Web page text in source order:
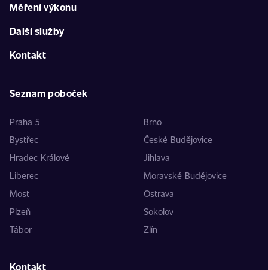
Měření výkonu
Další služby
Kontakt
Seznam poboček
Praha 5
Brno
Bystřec
České Budějovice
Hradec Králové
Jihlava
Liberec
Moravské Budějovice
Most
Ostrava
Plzeň
Sokolov
Tábor
Zlín
Kontakt